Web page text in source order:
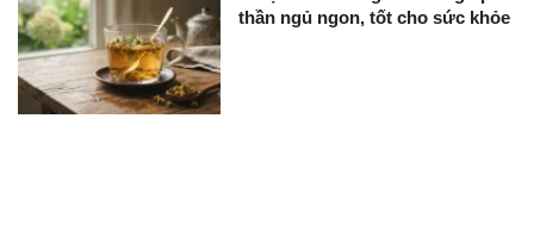
thần ngủ ngon, tốt cho sức khỏe